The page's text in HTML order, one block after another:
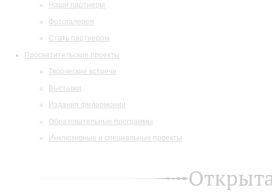
Наши партнеры
Фотогалерея
Стать партнером
Просветительские проекты
Творческие встречи
Выставки
Издания филармонии
Образовательные программы
Инклюзивные и специальные проекты